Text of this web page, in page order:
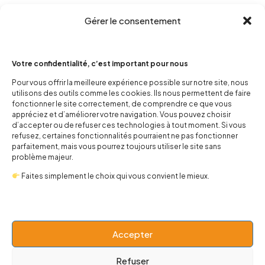
Gérer le consentement
Votre confidentialité, c’est important pour nous
Pour vous offrir la meilleure expérience possible sur notre site, nous
utilisons des outils comme les cookies. Ils nous permettent de faire
fonctionner le site correctement, de comprendre ce que vous
appréciez et d’améliorer votre navigation. Vous pouvez choisir
d’accepter ou de refuser ces technologies à tout moment. Si vous
refusez, certaines fonctionnalités pourraient ne pas fonctionner
parfaitement, mais vous pourrez toujours utiliser le site sans
problème majeur.
Faites simplement le choix qui vous convient le mieux.
Accepter
Refuser
contact@popnbaby.com
+33 01 64 62 14 89
Follow us
Boutique